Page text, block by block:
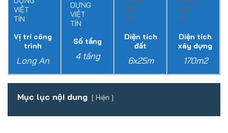
Vị trí công
trình
Long An
Số tầng
4 tầng
Diện tích
đất
6x25m
Diện tích
xây dựng
170m2
Mục lục nội dung Hiện